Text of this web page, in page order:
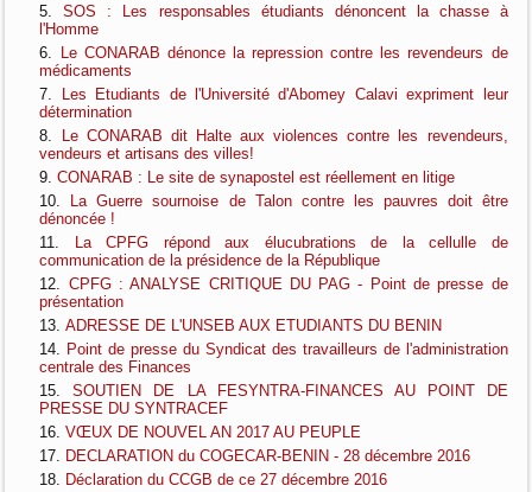
SOS : Les responsables étudiants dénoncent la chasse à
l'Homme
Le CONARAB dénonce la repression contre les revendeurs de
médicaments
Les Etudiants de l'Université d'Abomey Calavi expriment leur
détermination
Le CONARAB dit Halte aux violences contre les revendeurs,
vendeurs et artisans des villes!
CONARAB : Le site de synapostel est réellement en litige
La Guerre sournoise de Talon contre les pauvres doit être
dénoncée !
La CPFG répond aux élucubrations de la cellulle de
communication de la présidence de la République
CPFG : ANALYSE CRITIQUE DU PAG - Point de presse de
présentation
ADRESSE DE L'UNSEB AUX ETUDIANTS DU BENIN
Point de presse du Syndicat des travailleurs de l'administration
centrale des Finances
SOUTIEN DE LA FESYNTRA-FINANCES AU POINT DE
PRESSE DU SYNTRACEF
VŒUX DE NOUVEL AN 2017 AU PEUPLE
DECLARATION du COGECAR-BENIN - 28 décembre 2016
Déclaration du CCGB de ce 27 décembre 2016